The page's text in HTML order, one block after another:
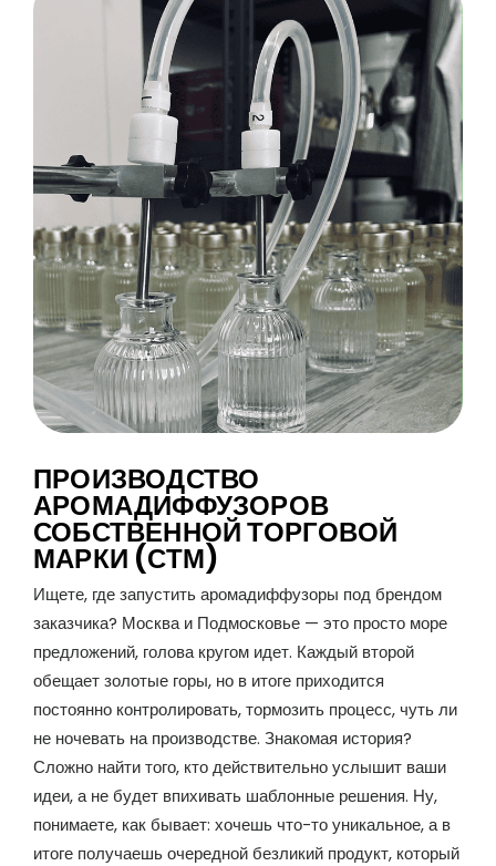
ПРОИЗВОДСТВО
АРОМАДИФФУЗОРОВ
СОБСТВЕННОЙ ТОРГОВОЙ
МАРКИ (СТМ)
Ищете, где запустить аромадиффузоры под брендом
заказчика? Москва и Подмосковье — это просто море
предложений, голова кругом идет. Каждый второй
обещает золотые горы, но в итоге приходится
постоянно контролировать, тормозить процесс, чуть ли
не ночевать на производстве. Знакомая история?
Сложно найти того, кто действительно услышит ваши
идеи, а не будет впихивать шаблонные решения. Ну,
понимаете, как бывает: хочешь что-то уникальное, а в
итоге получаешь очередной безликий продукт, который